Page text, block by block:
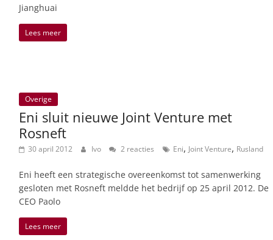
Jianghuai
Lees meer
Overige
Eni sluit nieuwe Joint Venture met
Rosneft
30 april 2012 Ivo 2 reacties Eni, Joint Venture, Rusland
Eni heeft een strategische overeenkomst tot samenwerking
gesloten met Rosneft meldde het bedrijf op 25 april 2012. De
CEO Paolo
Lees meer